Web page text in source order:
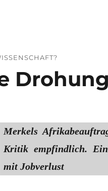
Merkels
Kritik empfindlich.
mit Jobverlust